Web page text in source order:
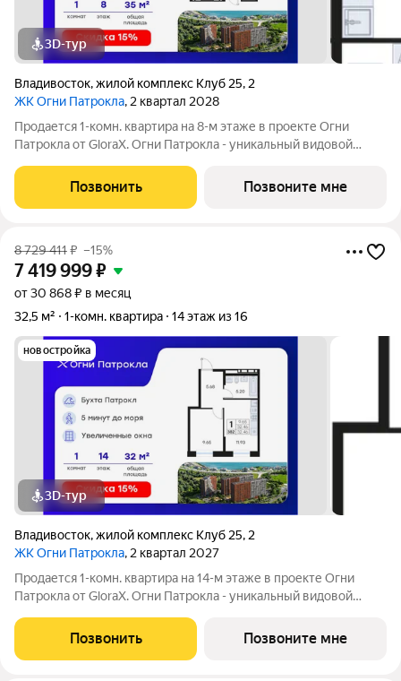
3D-тур
Владивосток,жилой комплекс Клуб 25, 2
ЖК Огни Патрокла, 2 квартал 2028
Продается 1-комн. квартира на 8-м этаже в проекте Огни
Патрокла от GloraX. Огни Патрокла - уникальный видовой
Владивостока. Общая площадь лота составляет 35,51 кв. м, из
которых 12,07 кв. м
Позвонить Позвоните мне
8 729 411₽ –15%
7 419 999₽
от 30 868 ₽ в месяц
32,5 м²
1-комн. квартира 14 этаж из 16
новостройка
3D-тур
Владивосток,жилой комплекс Клуб 25, 2
ЖК Огни Патрокла, 2 квартал 2027
Продается 1-комн. квартира на 14-м этаже в проекте Огни
Патрокла от GloraX. Огни Патрокла - уникальный видовой
Владивостока. Общая площадь лота составляет 32,46 кв. м, из
которых 9,65 кв. м
Позвонить Позвоните мне